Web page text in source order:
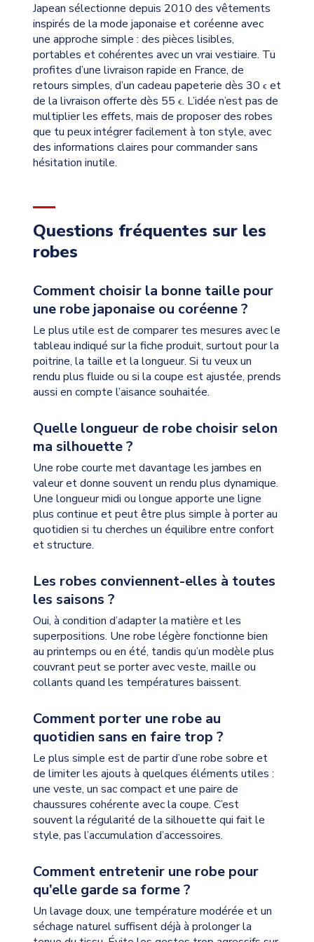
Japean sélectionne depuis 2010 des vêtements
inspirés de la mode japonaise et coréenne avec
une approche simple : des pièces lisibles,
portables et cohérentes avec un vrai vestiaire. Tu
profites d’une livraison rapide en France, de
retours simples, d’un cadeau papeterie dès 30 €et
de la livraison offerte dès 55 €. L’idée n’est pas de
multiplier les effets, mais de proposer des robes
que tu peux intégrer facilement à ton style, avec
des informations claires pour commander sans
hésitation inutile.
Questions fréquentes sur les
robes
Comment choisir la bonne taille pour
une robe japonaise ou coréenne ?
Le plus utile est de comparer tes mesures avec le
tableau indiqué sur la fiche produit, surtout pour la
poitrine, la taille et la longueur. Si tu veux un
rendu plus fluide ou si la coupe est ajustée, prends
aussi en compte l’aisance souhaitée.
Quelle longueur de robe choisir selon
ma silhouette ?
Une robe courte met davantage les jambes en
valeur et donne souvent un rendu plus dynamique.
Une longueur midi ou longue apporte une ligne
plus continue et peut être plus simple à porter au
quotidien si tu cherches un équilibre entre confort
et structure.
Les robes conviennent-elles à toutes
les saisons ?
Oui, à condition d’adapter la matière et les
superpositions. Une robe légère fonctionne bien
au printemps ou en été, tandis qu’un modèle plus
couvrant peut se porter avec veste, maille ou
collants quand les températures baissent.
Comment porter une robe au
quotidien sans en faire trop ?
Le plus simple est de partir d’une robe sobre et
de limiter les ajouts à quelques éléments utiles :
une veste, un sac compact et une paire de
chaussures cohérente avec la coupe. C’est
souvent la régularité de la silhouette qui fait le
style, pas l’accumulation d’accessoires.
Comment entretenir une robe pour
qu’elle garde sa forme ?
Un lavage doux, une température modérée et un
séchage naturel suffisent déjà à prolonger la